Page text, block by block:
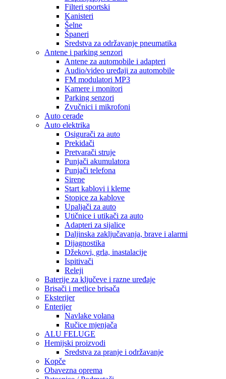
Filteri sportski
Kanisteri
Šelne
Španeri
Sredstva za održavanje pneumatika
Antene i parking senzori
Antene za automobile i adapteri
Audio/video uređaji za automobile
FM modulatori MP3
Kamere i monitori
Parking senzori
Zvučnici i mikrofoni
Auto cerade
Auto elektrika
Osigurači za auto
Prekidači
Pretvarači struje
Punjači akumulatora
Punjači telefona
Sirene
Start kablovi i kleme
Stopice za kablove
Upaljači za auto
Utičnice i utikači za auto
Adapteri za sijalice
Daljinska zaključavanja, brave i alarmi
Dijagnostika
Džekovi, grla, inastalacije
Ispitivači
Releji
Baterije za ključeve i razne uređaje
Brisači i metlice brisača
Eksterijer
Enterijer
Navlake volana
Ručice mjenjača
ALU FELUGE
Hemijski proizvodi
Sredstva za pranje i održavanje
Kopče
Obavezna oprema